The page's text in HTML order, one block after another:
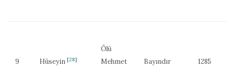
9 Hüseyin [28]
Ölü
Mehmet
Bayındır 1285